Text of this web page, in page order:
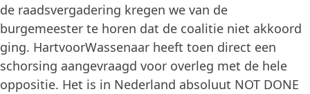
de raadsvergadering kregen we van de
burgemeester te horen dat de coalitie niet akkoord
ging. HartvoorWassenaar heeft toen direct een
schorsing aangevraagd voor overleg met de hele
oppositie. Het is in Nederland absoluut NOT DONE